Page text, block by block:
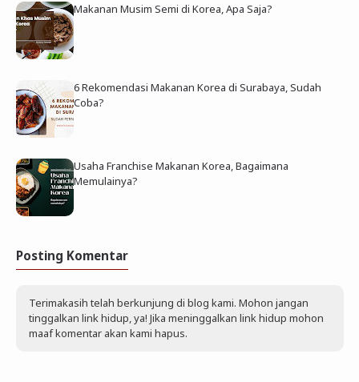
Makanan Musim Semi di Korea, Apa Saja?
6 Rekomendasi Makanan Korea di Surabaya, Sudah
Coba?
Usaha Franchise Makanan Korea, Bagaimana
Memulainya?
Posting Komentar
Terimakasih telah berkunjung di blog kami. Mohon jangan
tinggalkan link hidup, ya! Jika meninggalkan link hidup mohon
maaf komentar akan kami hapus.